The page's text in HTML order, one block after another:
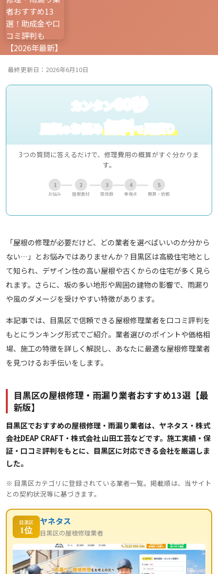
最終更新日：2026年6月10日
カンタン60秒
屋根のお悩み無料で見積り
3つの質問に答えるだけで、修理費用の概算がすぐ分かりま
す。
1
お悩み
2
屋根素材
3
築年数
4
重視点
5
概算・依頼
「屋根の修理が必要だけど、どの業者を選べばいいのか分から
ない…」とお悩みではありませんか？目黒区は高級住宅地とし
て知られ、デザイン性の高い屋根や古くからの住宅が多く見ら
れます。さらに、坂の多い地形や周囲の建物の影響で、雨漏り
や風のダメージを受けやすい特徴があります。
本記事では、目黒区で信頼できる屋根修理業者を口コミ評判を
もとにランキング形式でご紹介。業者選びのポイントや価格相
場、施工の特徴を詳しく解説し、あなたに最適な屋根修理業者
を見つけるお手伝いをします。
目黒区の屋根修理・雨漏り業者おすすめ13選【最
新版】
目黒区でおすすめの屋根修理・雨漏り業者は、ヤネタス・株式
会社DEAP CRAFT・株式会社 山田工芸などです。施工実績・保
証・口コミ評判をもとに、目黒区に対応できる会社を厳選しま
した。
※ 目黒区カテゴリに登録されている業者一覧。掲載順は、当サイト
との契約状況等に基づきます。
目黒区
1位
ヤネタス
目黒区の屋根修理業者